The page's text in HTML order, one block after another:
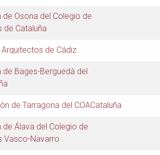
de Osona del Colegio de
de Cataluña
de Cádiz
de Bages-Berguedà del
de Tarragona del COACataluña
de Álava del Colegio de
Vasco-Navarro